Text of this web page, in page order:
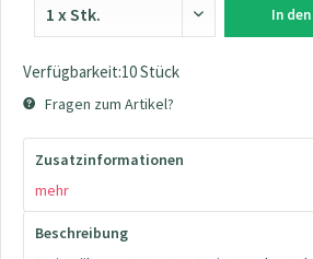
In den
Verfügbarkeit:10 Stück
Fragen zum Artikel?
Zusatzinformationen
mehr
Beschreibung